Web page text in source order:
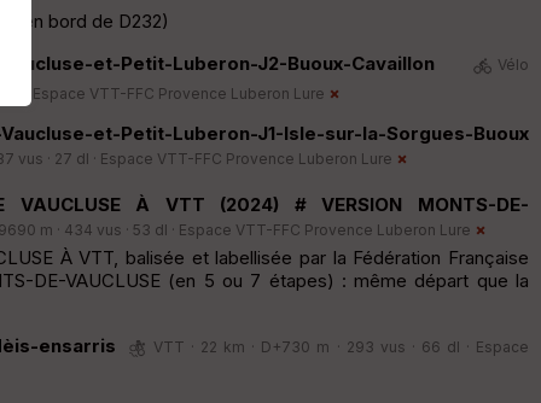
(en bord de D232)
Vaucluse-et-Petit-Luberon-J2-Buoux-Cavaillon
Vélo
Espace VTT-FFC Provence Luberon Lure
et-Petit-Luberon-J1-Isle-sur-la-Sorgues-Buoux
vus · 27 dl · Espace VTT-FFC Provence Luberon Lure
VAUCLUSE À VTT (2024) # VERSION MONTS-DE-
m · 434 vus · 53 dl · Espace VTT-FFC Provence Luberon Lure
À VTT, balisée et labellisée par la Fédération Française
DE-VAUCLUSE (en 5 ou 7 étapes) : même départ que la
ensarris
VTT · 22 km · D+730 m · 293 vus · 66 dl · Espace